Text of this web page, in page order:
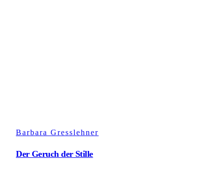
Barbara Gresslehner
Der Geruch der Stille